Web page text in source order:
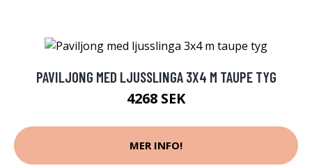
PAVILJONG MED LJUSSLINGA 3X4 M TAUPE TYG
4268 SEK
MER INFO!